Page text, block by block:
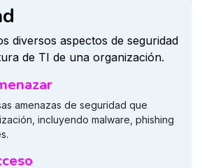
diversos aspectos de seguridad
de TI de una organización.
amenazas de seguridad que
incluyendo malware, phishing